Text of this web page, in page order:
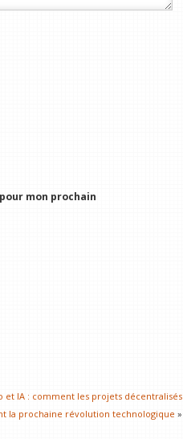
mon prochain
et IA : comment les projets décentralisés
la prochaine révolution technologique »